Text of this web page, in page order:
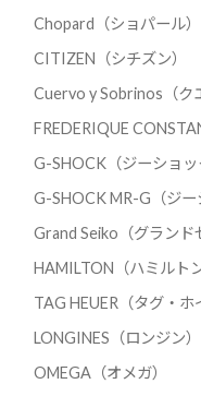
Chopard（ショパール）
CITIZEN（シチズン）
Cuervo y Sobrinos（ク
FREDERIQUE
G-SHOCK（ジーショッ
G-SHOCK MR-G（ジ
Grand Seiko（グランド
HAMILTON（ハミルトン
TAG HEUER（タグ・ホ
LONGINES（ロンジン）
OMEGA（オメガ）